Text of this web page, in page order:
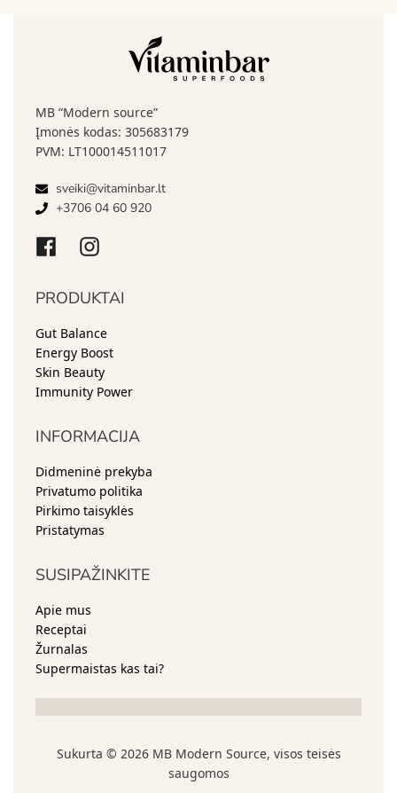
MB “Modern source”
Įmonės kodas: 305683179
PVM: LT100014511017
sveiki@vitaminbar.lt
+3706 04 60 920
PRODUKTAI
Gut Balance
Energy Boost
Skin Beauty
Immunity Power
INFORMACIJA
Didmeninė prekyba
Privatumo politika
Pirkimo taisyklės
Pristatymas
SUSIPAŽINKITE​
Apie mus
Receptai
Žurnalas
Supermaistas kas tai?
Sukurta © 2026 MB Modern Source, visos teisės
saugomos